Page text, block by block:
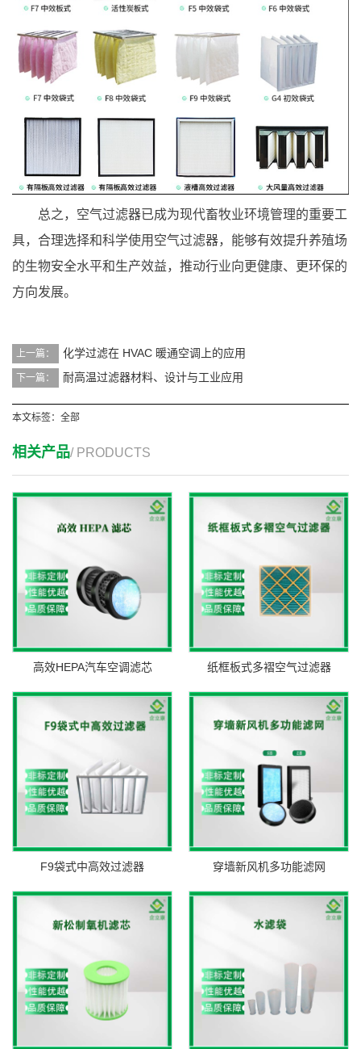
总之，空气过滤器已成为现代畜牧业环境管理的重要工
具，合理选择和科学使用空气过滤器，能够有效提升养殖场
的生物安全水平和生产效益，推动行业向更健康、更环保的
方向发展。
上一篇： 化学过滤在 HVAC 暖通空调上的应⽤
下一篇： 耐高温过滤器材料、设计与工业应用
本文标签： 全部
相关产品/ PRODUCTS
高效HEPA汽车空调滤芯 纸框板式多褶空气过滤器
F9袋式中高效过滤器 穿墙新风机多功能滤网